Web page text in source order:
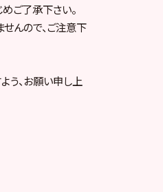
ご了承下さい。
せんので、ご注意下
う、お願い申し上